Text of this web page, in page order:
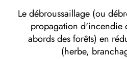
Le débroussaillage (ou
propagation d'incendie
abords des forêts) en
(herbe,